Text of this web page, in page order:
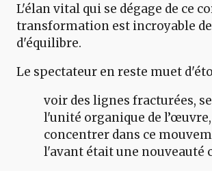
L'élan vital qui se dégage de ce
transformation est incroyable
d'équilibre.
Le spectateur en reste muet
voir des lignes fracturées,
l'unité organique de l’œuvre,
concentrer dans ce
l'avant était une nouveauté